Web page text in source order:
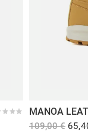
MANOA
109,00 €